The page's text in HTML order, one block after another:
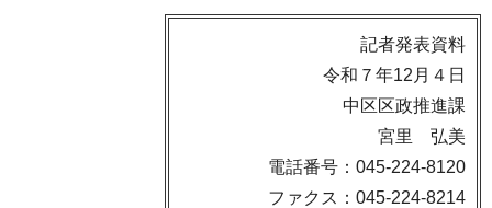
記者発表資料
令和７年12月４日
中区区政推進課
宮里 弘美
電話番号：045-224-8120
ファクス：045-224-8214